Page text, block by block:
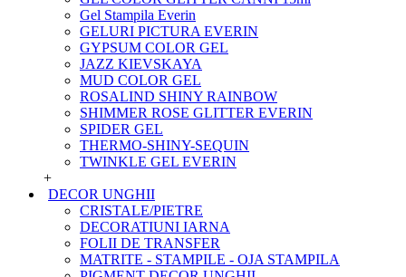
Gel Stampila Everin
GELURI PICTURA EVERIN
GYPSUM COLOR GEL
JAZZ KIEVSKAYA
MUD COLOR GEL
ROSALIND SHINY RAINBOW
SHIMMER ROSE GLITTER EVERIN
SPIDER GEL
THERMO-SHINY-SEQUIN
TWINKLE GEL EVERIN
+
DECOR UNGHII
CRISTALE/PIETRE
DECORATIUNI IARNA
FOLII DE TRANSFER
MATRITE - STAMPILE - OJA STAMPILA